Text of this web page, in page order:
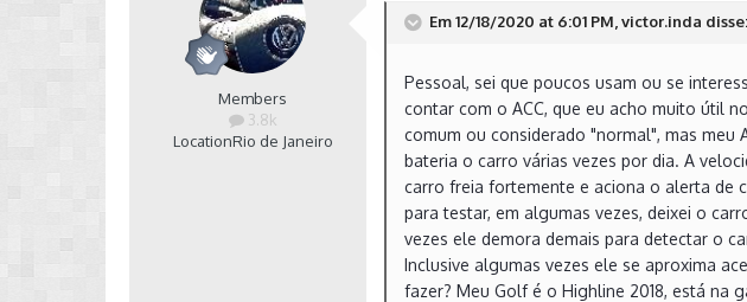
Members
3.8k
LocationRio de Janeiro
Em 12/18/2020 at 6:01 PM, victor.inda disse:
Pessoal, sei que poucos usam ou se
contar com o ACC, que eu acho muito útil
comum ou considerado "normal", mas meu
bateria o carro várias vezes por dia. A
carro freia fortemente e aciona o alerta de
para testar, em algumas vezes, deixei o
vezes ele demora demais para detectar o
Inclusive algumas vezes ele se aproxima
fazer? Meu Golf é o Highline 2018, está na